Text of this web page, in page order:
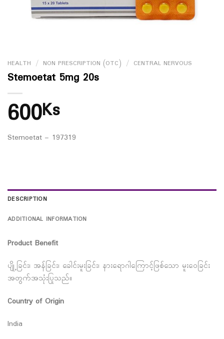
HEALTH / NON PRESCRIPTION (OTC) / CENTRAL NERVOUS
Stemoetat 5mg 20s
600Ks
Stemoetat – 197319
DESCRIPTION
ADDITIONAL INFORMATION
Product Benefit
ပျို့ခြင်း၊ အန်ခြင်း၊ ခေါင်းမူးခြင်း၊ နားရောဂါကြောင့်ဖြစ်သော မူးဝေခြင်း
အတွက်အသုံးပြုသည်။
Country of Origin
India